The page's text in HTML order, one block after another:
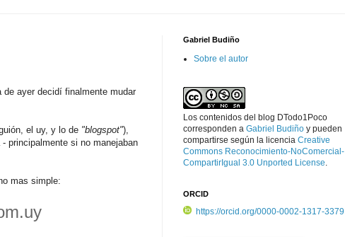
ayer decidí finalmente mudar
el uy, y lo de "blogspot"),
principalmente si no manejaban
mas simple:
Gabriel Budiño
Sobre el autor
Los contenidos del blog DTodo1Poco
corresponden a Gabriel Budiño y pueden
compartirse según la licencia Creative
Commons Reconocimiento-NoComercial-
CompartirIgual 3.0 Unported License.
ORCID
https://orcid.org/0000-0002-1317-3379